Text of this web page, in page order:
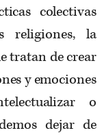
colectivas
religiones, la
tratan de crear
y emociones
o
dejar de